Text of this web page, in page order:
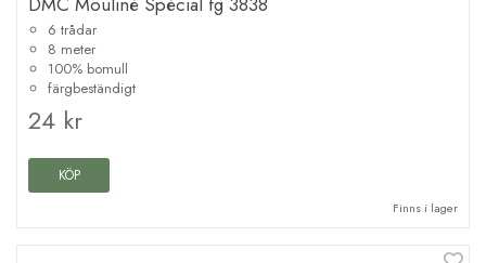
6 trådar
8 meter
100% bomull
färgbeständigt
24 kr
KÖP
Finns i lager